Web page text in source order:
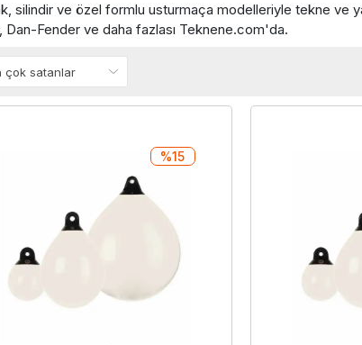
silindir ve özel formlu usturmaça modelleriyle tekne ve
Dan-Fender ve daha fazlası Teknene.com'da.
%15